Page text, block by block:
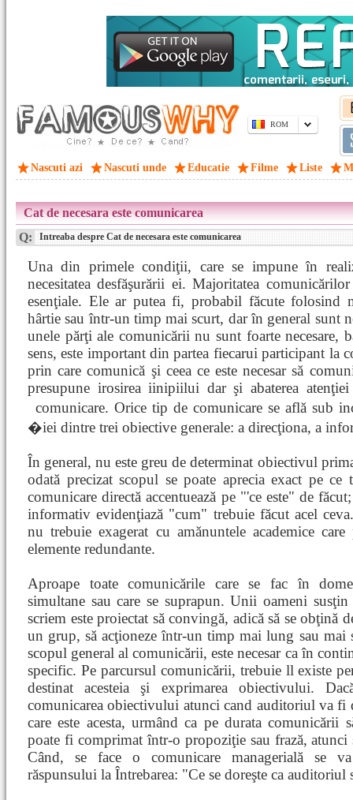
ROM
Nascuti azi Nascuti unde Educatie Filme Liste
Cat de necesara este comunicarea
Q: Intreaba despre Cat de necesara este comunicarea
Una din primele condiţii, care se impune în
necesitatea desfăşurării ei. Majoritatea
esenţiale. Ele ar putea fi, probabil făcute folosind
hârtie sau într-un timp mai scurt, dar în general sunt
unele părţi ale comunicării nu sunt foarte necesare,
sens, este important din partea fiecarui participant la
prin care comunică şi ceea ce este necesar să
presupune irosirea iinipiilui dar şi abaterea
comunicare. Orice tip de comunicare se află sub
�iei dintre trei obiective generale: a direcţiona, a
În general, nu este greu de determinat obiectivul
odată precizat scopul se poate aprecia exact pe ce
comunicare directă accentuează pe "'ce este" de
informativ evidenţiază "cum" trebuie făcut acel
nu trebuie exagerat cu amănuntele academice
elemente redundante.
Aproape toate comunicările care se fac în
simultane sau care se suprapun. Unii oameni
scriem este proiectat să convingă, adică să se obţină
un grup, să acţioneze într-un timp mai lung sau mai
scopul general al comunicării, este necesar ca în
specific. Pe parcursul comunicării, trebuie ll existe
destinat acesteia şi exprimarea obiectivului.
comunicarea obiectivului atunci cand auditoriul va fi
care este acesta, urmând ca pe durata comunicării
poate fi comprimat într-o propoziţie sau frază,
Când, se face o comunicare managerială se
răspunsului la Întrebarea: "Ce se doreşte ca